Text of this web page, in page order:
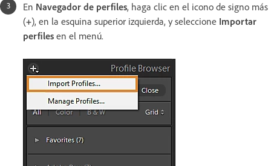
En Navegador de perfiles, haga clic en el icono de signo más
(+), en la esquina superior izquierda, y seleccione Importar
perfiles en el menú.